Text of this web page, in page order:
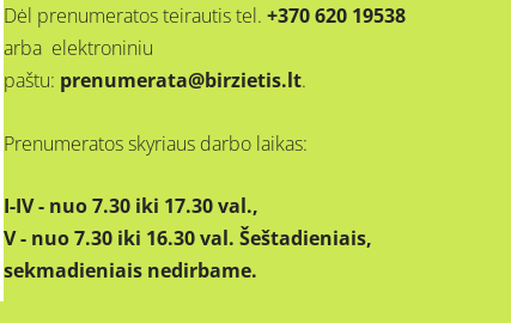
Dėl prenumeratos teirautis tel. +370 620 19538
arba elektroniniu
paštu: prenumerata@birzietis.lt.
Prenumeratos skyriaus darbo laikas:
I-IV - nuo 7.30 iki 17.30 val.,
V - nuo 7.30 iki 16.30 val. Šeštadieniais,
sekmadieniais nedirbame.